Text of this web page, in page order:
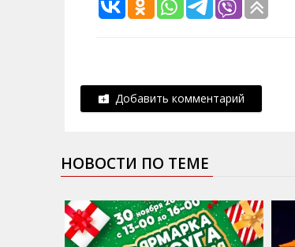
Добавить комментарий
НОВОСТИ ПО ТЕМЕ